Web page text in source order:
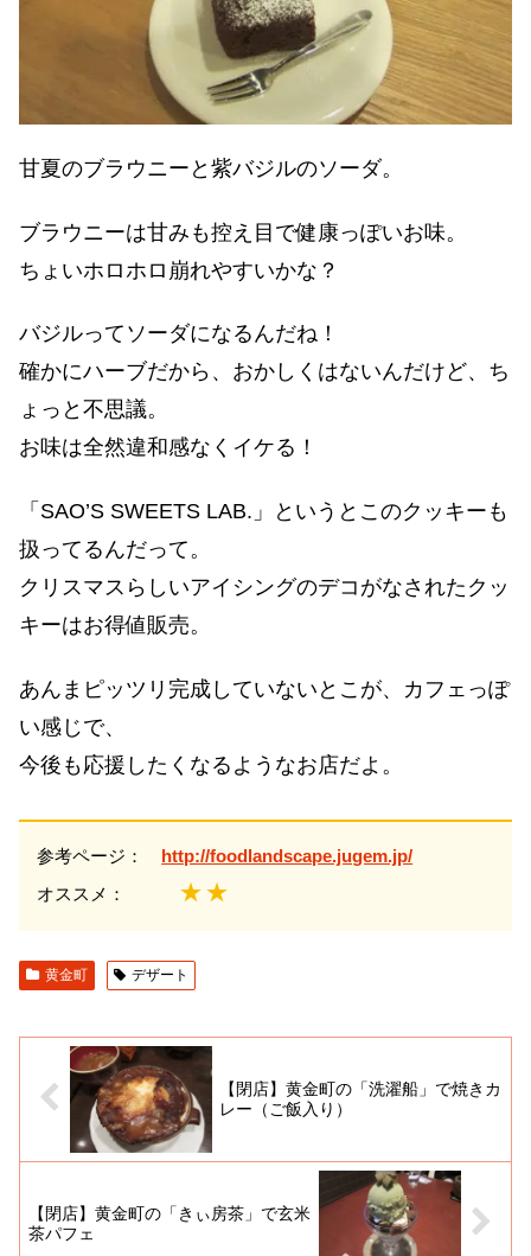
甘夏のブラウニーと紫バジルのソーダ。
ブラウニーは甘みも控え目で健康っぽいお味。
ちょいホロホロ崩れやすいかな？
バジルってソーダになるんだね！
確かにハーブだから、おかしくはないんだけど、ち
ょっと不思議。
お味は全然違和感なくイケる！
「SAO’S SWEETS LAB.」というとこのクッキーも
扱ってるんだって。
クリスマスらしいアイシングのデコがなされたクッ
キーはお得値販売。
あんまピッツリ完成していないとこが、カフェっぽ
い感じで、
今後も応援したくなるようなお店だよ。
参考ページ： http://foodlandscape.jugem.jp/
オススメ： ★★
黄金町 デザート
【閉店】黄金町の「洗濯船」で焼きカ
レー（ご飯入り）
【閉店】黄金町の「きぃ房茶」で玄米
茶パフェ